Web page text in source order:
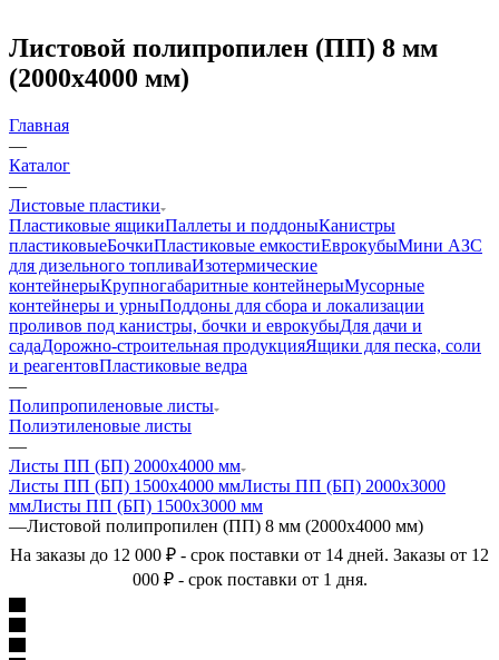
Листовой полипропилен (ПП) 8 мм
(2000х4000 мм)
Главная
—
Каталог
—
Листовые пластики
Пластиковые ящикиПаллеты и поддоныКанистры
пластиковыеБочкиПластиковые емкостиЕврокубыМини АЗС
для дизельного топливаИзотермические
контейнерыКрупногабаритные контейнерыМусорные
контейнеры и урныПоддоны для сбора и локализации
проливов под канистры, бочки и еврокубыДля дачи и
садаДорожно-строительная продукцияЯщики для песка, соли
и реагентовПластиковые ведра
—
Полипропиленовые листы
Полиэтиленовые листы
—
Листы ПП (БП) 2000х4000 мм
Листы ПП (БП) 1500х4000 ммЛисты ПП (БП) 2000х3000
ммЛисты ПП (БП) 1500х3000 мм
—Листовой полипропилен (ПП) 8 мм (2000х4000 мм)
На заказы до 12 000 ₽ - срок поставки от 14 дней. Заказы от 12
000 ₽ - срок поставки от 1 дня.